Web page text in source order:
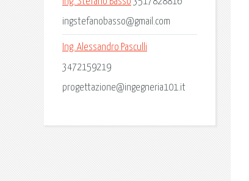
ingstefanobasso@gmail.com
Ing. Alessandro Pasculli
3472159219
progettazione@ingegneria101.it